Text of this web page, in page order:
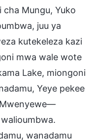
Mungu, Yuko
juu ya
kutekeleza kazi
mwa wale wote
Lake, miongoni
Yeye pekee
wanadamu